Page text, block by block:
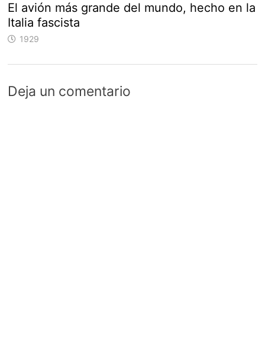
El avión más grande del mundo, hecho en la
Italia fascista
1929
Deja un comentario